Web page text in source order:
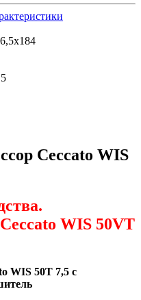
Ceccato WIS
WIS 50VT
WIS 50T 7,5 с